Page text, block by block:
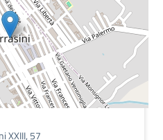
XXIII, 57